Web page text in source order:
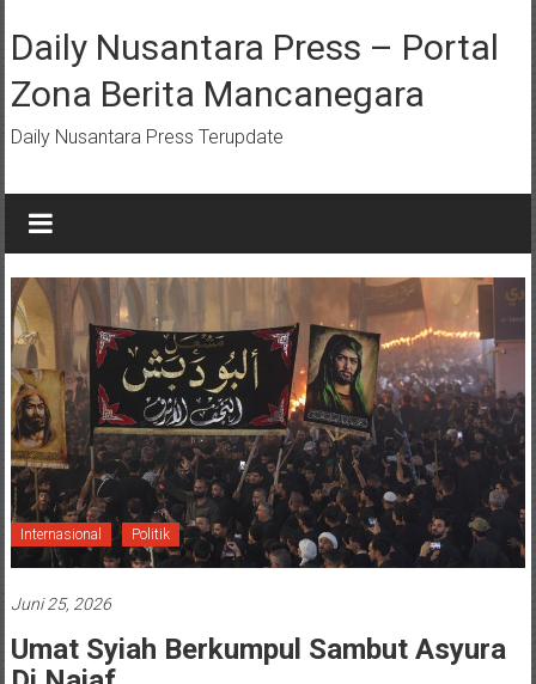
ke
konten
Daily Nusantara Press – Portal
Zona Berita Mancanegara
Daily Nusantara Press Terupdate
Internasional Politik
Juni 25, 2026
Umat Syiah Berkumpul Sambut Asyura